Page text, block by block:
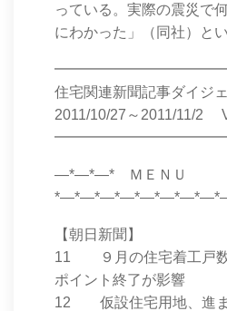
っている。実際の震災で
にわかった」（同社）とい
住宅関連新聞記事ダイ
2011/10/27～2011/11/2
―*―*―* ＭＥＮＵ
【朝日新聞】
11 ９月の住宅着工戸
ポイント終了が影響
12 仮設住宅用地、進